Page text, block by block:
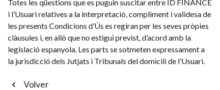
Totes les qüestions que es puguin suscitar entre ID FINANCE
i l’Usuari relatives a la interpretació, compliment i validesa de
les presents Condicions d’Ús es regiran per les seves pròpies
clàusules i, en allò que no estigui previst, d’acord amb la
legislació espanyola. Les parts se sotmeten expressament a
la jurisdicció dels Jutjats i Tribunals del domicili de l’Usuari.
Volver